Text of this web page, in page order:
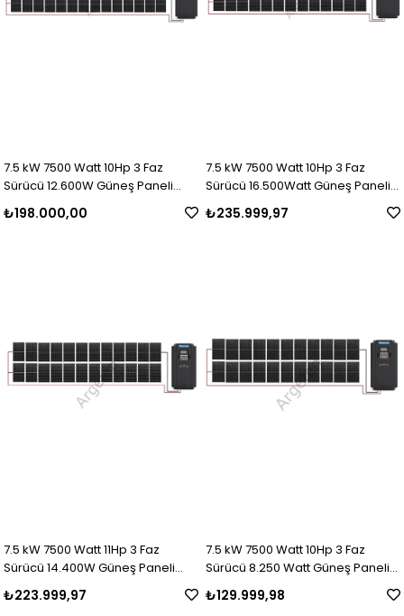
7.5 kW 7500 Watt 10Hp 3 Faz
Sürücü 12.600W Güneş Paneli
Sulama Paket-14
₺198.000,00
7.5 kW 7500 Watt 10Hp 3 Faz
Sürücü 16.500Watt Güneş Paneli
Sulama Paket-13
₺235.999,97
7.5 kW 7500 Watt 11Hp 3 Faz
Sürücü 14.400W Güneş Paneli
₺223.999,97
7.5 kW 7500 Watt 10Hp 3 Faz
Sürücü 8.250 Watt Güneş Paneli
₺129.999,98